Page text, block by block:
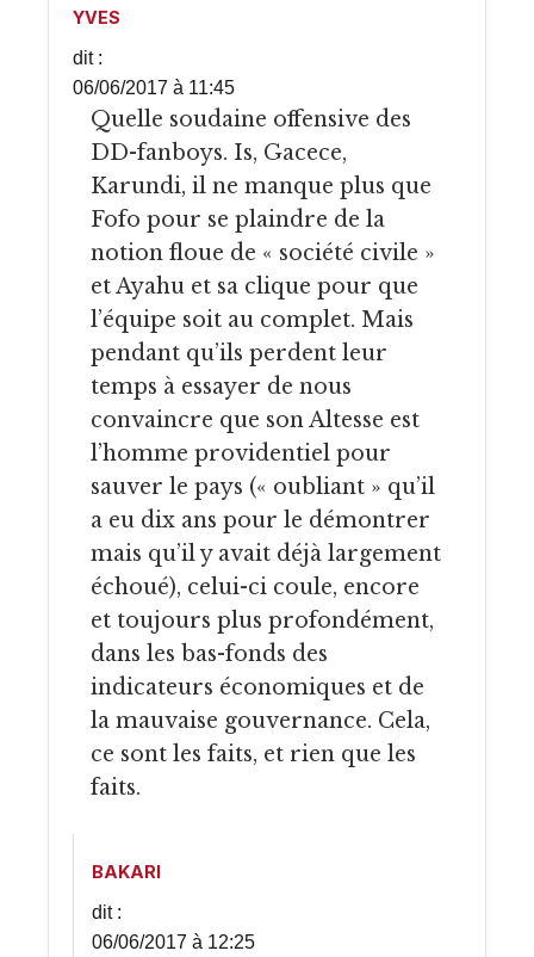
YVES
dit :
06/06/2017 à 11:45
Quelle soudaine offensive des
DD-fanboys. Is, Gacece,
Karundi, il ne manque plus que
Fofo pour se plaindre de la
notion floue de « société civile »
et Ayahu et sa clique pour que
l’équipe soit au complet. Mais
pendant qu’ils perdent leur
temps à essayer de nous
convaincre que son Altesse est
l’homme providentiel pour
sauver le pays (« oubliant » qu’il
a eu dix ans pour le démontrer
mais qu’il y avait déjà largement
échoué), celui-ci coule, encore
et toujours plus profondément,
dans les bas-fonds des
indicateurs économiques et de
la mauvaise gouvernance. Cela,
ce sont les faits, et rien que les
faits.
BAKARI
dit :
06/06/2017 à 12:25